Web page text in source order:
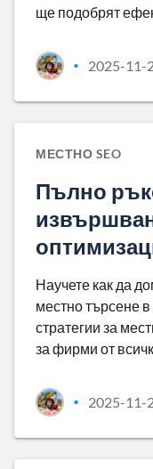
ще подобрят
• 2025-11-
МЕСТНО SEO
Пълно
Научете как да
местно търсене
стратегии за
за фирми от
• 2025-11-